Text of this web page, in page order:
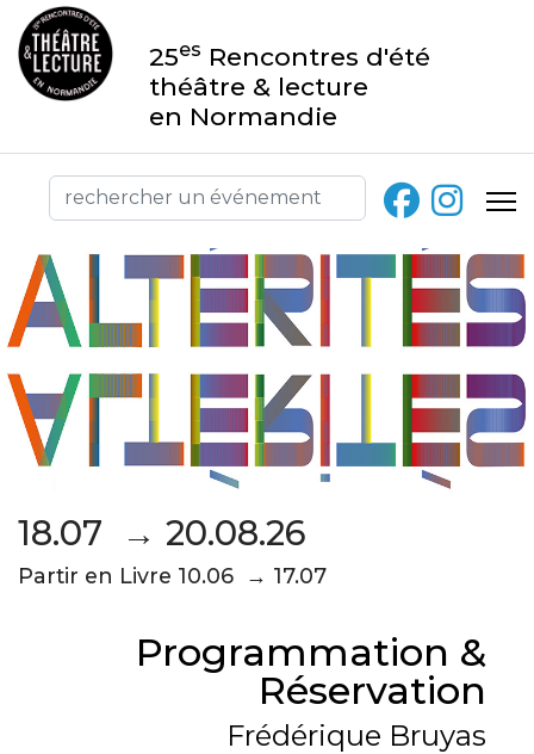
25es Rencontres d'été
théâtre & lecture
en Normandie
18.07 → 20.08.26
Partir en Livre 10.06 → 17.07
Programmation &
Réservation
Frédérique Bruyas